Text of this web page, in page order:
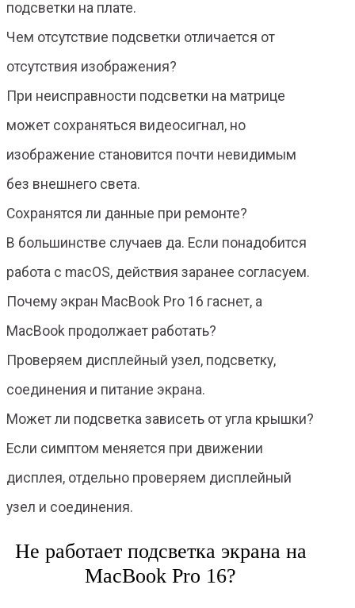
подсветки на плате.
Чем отсутствие подсветки отличается от
отсутствия изображения?
При неисправности подсветки на матрице
может сохраняться видеосигнал, но
изображение становится почти невидимым
без внешнего света.
Сохранятся ли данные при ремонте?
В большинстве случаев да. Если понадобится
работа с macOS, действия заранее согласуем.
Почему экран MacBook Pro 16 гаснет, а
MacBook продолжает работать?
Проверяем дисплейный узел, подсветку,
соединения и питание экрана.
Может ли подсветка зависеть от угла крышки?
Если симптом меняется при движении
дисплея, отдельно проверяем дисплейный
узел и соединения.
Не работает подсветка экрана на
MacBook Pro 16?